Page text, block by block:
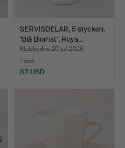
SERVISDELAR, 5 stycken,
"Blå Blomst", Roya…
Klubbades 20 jul 2026
1 bud
32 USD